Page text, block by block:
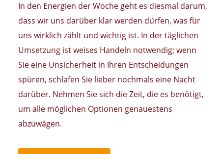
In den Energien der Woche geht es diesmal darum,
dass wir uns darüber klar werden dürfen, was für
uns wirklich zählt und wichtig ist. In der täglichen
Umsetzung ist weises Handeln notwendig; wenn
Sie eine Unsicherheit in Ihren Entscheidungen
spüren, schlafen Sie lieber nochmals eine Nacht
darüber. Nehmen Sie sich die Zeit, die es benötigt,
um alle möglichen Optionen genauestens
abzuwägen.